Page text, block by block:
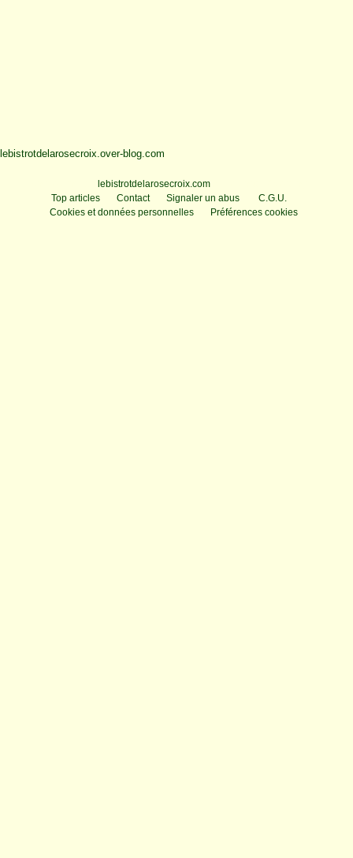
lebistrotdelarosecroix.over-blog.com
lebistrotdelarosecroix.com
Top articles
Contact Signaler un abus
C.G.U.
Cookies et données personnelles
Préférences cookies